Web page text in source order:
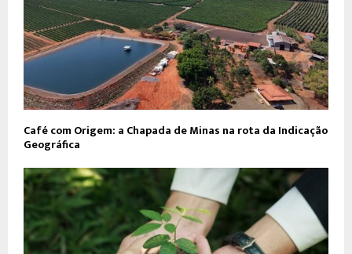
Café com Origem: a Chapada de Minas na rota da Indicação
Geográfica